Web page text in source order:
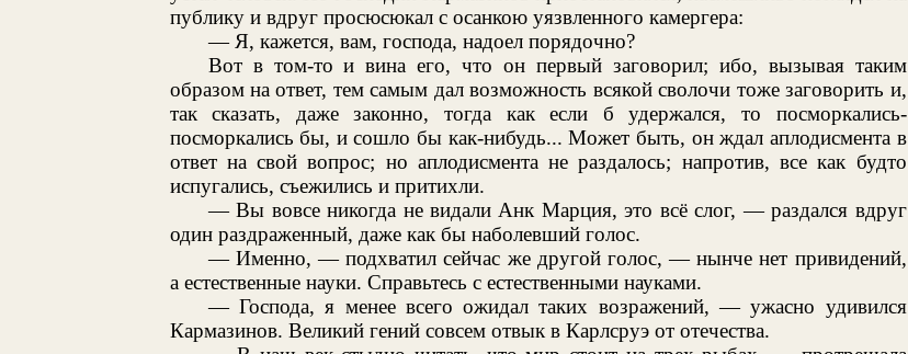
публику и вдруг просюсюкал с осанкою уязвленного камергера:
— Я, кажется, вам, господа, надоел порядочно?
Вот в том-то и вина его, что он первый заговорил; ибо, вызывая таким
образом на ответ, тем самым дал возможность всякой сволочи тоже заговорить и,
так сказать, даже законно, тогда как если б удержался, то посморкались-
посморкались бы, и сошло бы как-нибудь... Может быть, он ждал аплодисмента в
ответ на свой вопрос; но аплодисмента не раздалось; напротив, все как будто
испугались, съежились и притихли.
— Вы вовсе никогда не видали Анк Марция, это всё слог, — раздался вдруг
один раздраженный, даже как бы наболевший голос.
— Именно, — подхватил сейчас же другой голос, — нынче нет привидений,
а естественные науки. Справьтесь с естественными науками.
— Господа, я менее всего ожидал таких возражений, — ужасно удивился
Кармазинов. Великий гений совсем отвык в Карлсруэ от отечества.